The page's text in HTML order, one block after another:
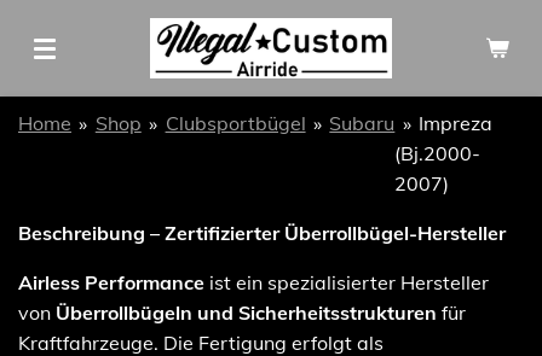
Hauptinhalt
Home » Shop » Clubsportbügel » Subaru » Impreza
(Bj.2000-
2007)
Beschreibung – Zertifizierter Überrollbügel-Hersteller
Airless Performance ist ein spezialisierter Hersteller
von Überrollbügeln und Sicherheitsstrukturen für
Kraftfahrzeuge. Die Fertigung erfolgt als